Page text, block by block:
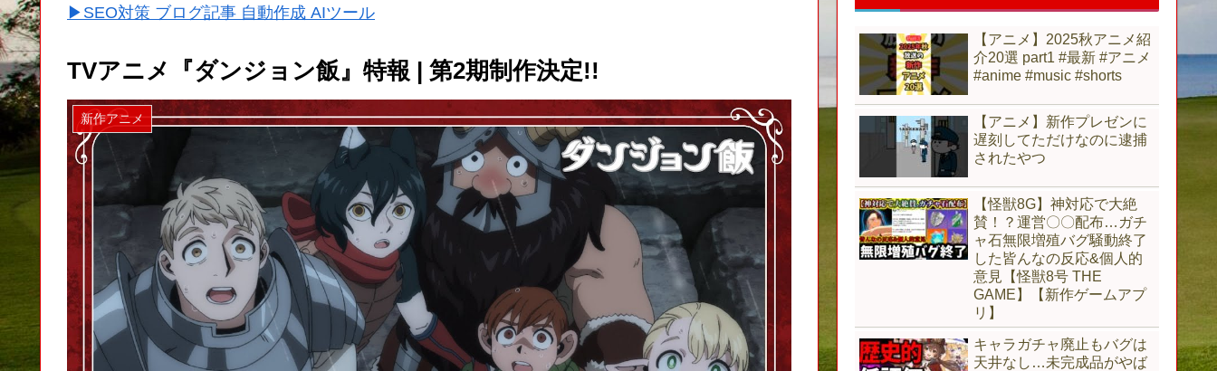
▶SEO対策 ブログ記事 自動作成 AIツール
TVアニメ『ダンジョン飯』特報 | 第2期制作決定!!
新作アニメ
【アニメ】2025秋アニメ紹
介20選 part1 #最新 #アニメ
#anime #music #shorts
【アニメ】新作プレゼンに
遅刻してただけなのに逮捕
されたやつ
【怪獣8G】神対応で大絶
賛！？運営〇〇配布…ガチ
ャ石無限増殖バグ騒動終了
した皆んなの反応&個人的
意見【怪獣8号 THE
GAME】【新作ゲームアプ
リ】
キャラガチャ廃止もバグは
天井なし…未完成品がやば